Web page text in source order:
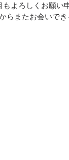
もよろしくお願い
らまたお会いで